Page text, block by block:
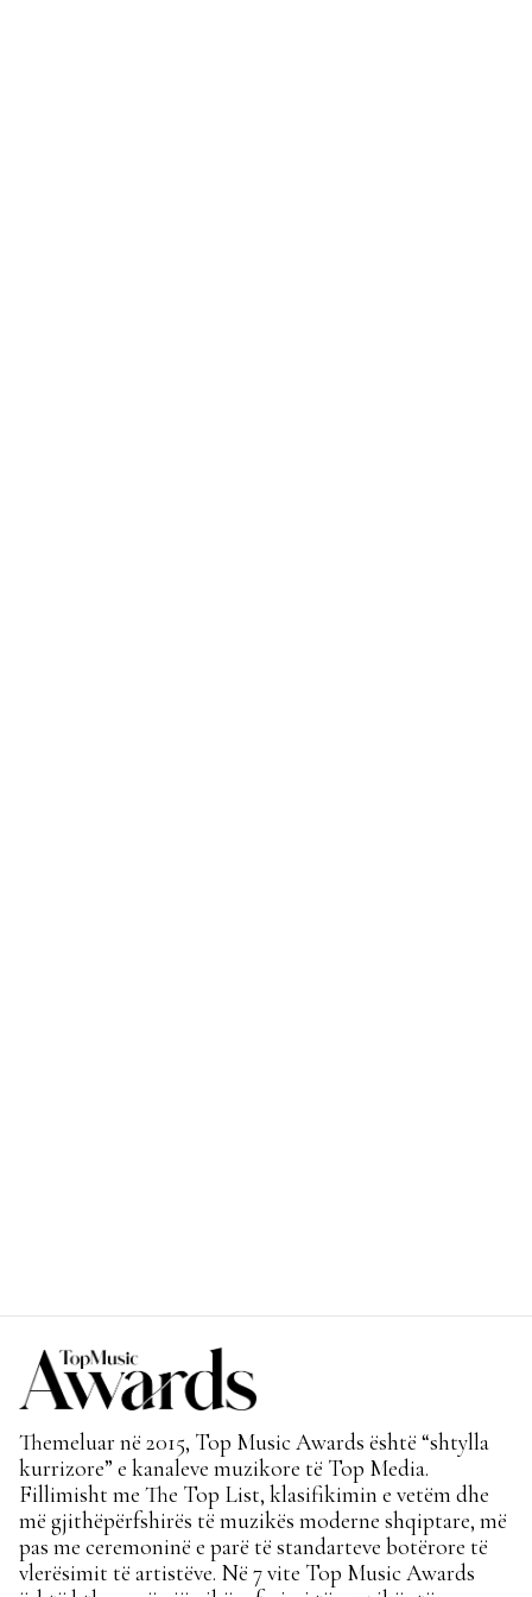
Themeluar në 2015, Top Music Awards është “shtylla
kurrizore” e kanaleve muzikore të Top Media.
Fillimisht me The Top List, klasifikimin e vetëm dhe
më gjithëpërfshirës të muzikës moderne shqiptare, më
pas me ceremoninë e parë të standarteve botërore të
vlerësimit të artistëve. Në 7 vite Top Music Awards